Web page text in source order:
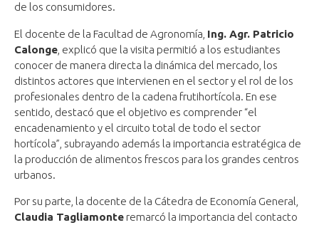
de los consumidores.
El docente de la Facultad de Agronomía, Ing. Agr. Patricio
Calonge , explicó que la visita permitió a los estudiantes
conocer de manera directa la dinámica del mercado, los
distintos actores que intervienen en el sector y el rol de los
profesionales dentro de la cadena frutihortícola. En ese
sentido, destacó que el objetivo es comprender “el
encadenamiento y el circuito total de todo el sector
hortícola”, subrayando además la importancia estratégica de
la producción de alimentos frescos para los grandes centros
urbanos.
Por su parte, la docente de la Cátedra de Economía General,
Claudia Tagliamonte remarcó la importancia del contacto